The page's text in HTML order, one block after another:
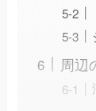
周辺